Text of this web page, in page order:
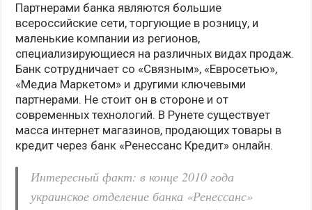
Партнерами банка являются большие
всероссийские сети, торгующие в розницу, и
маленькие компании из регионов,
специализирующиеся на различных видах продаж.
Банк сотрудничает со «Связным», «Евросетью»,
«Медиа Маркетом» и другими ключевыми
партнерами. Не стоит он в стороне и от
современных технологий. В Рунете существует
масса интернет магазинов, продающих товары в
кредит через банк «Ренессанс Кредит» онлайн.
Интересный факт: в конце 2010 года
украинское отделение банка «Ренессанс»